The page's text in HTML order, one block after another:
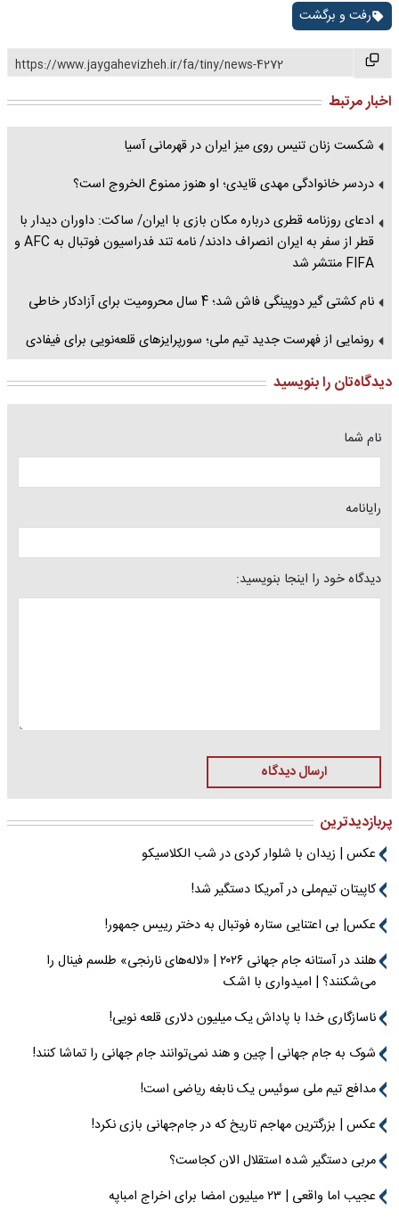
رفت و برگشت
https://www.jaygahevizheh.ir/fa/tiny/news-4272
اخبار مرتبط
شکست زنان تنیس روی میز ایران در قهرمانی آسیا
دردسر خانوادگی مهدی قایدی؛ او هنوز ممنوع الخروج است؟
ادعای روزنامه قطری درباره مکان بازی با ایران/ ساکت: داوران دیدار با
قطر از سفر به ایران انصراف دادند/ نامه تند فدراسیون فوتبال به AFC و
FIFA منتشر شد
نام کشتی گیر دوپینگی فاش شد؛ 4 سال محرومیت برای آزادکار خاطی
رونمایی از فهرست جدید تیم ملی؛ سورپرایزهای قلعه‌نویی برای فیفادی
دیدگاه‌تان را بنویسید
نام شما
رایانامه
دیدگاه خود را اینجا بنویسید:
ارسال دیدگاه
پربازدیدترین
عکس | زیدان با شلوار کردی در شب الکلاسیکو
کاپیتان تیم‌ملی در آمریکا دستگیر شد!
عکس| بی اعتنایی ستاره فوتبال به دختر رییس جمهور!
هلند در آستانه جام جهانی ۲۰۲۶ | «لاله‌های نارنجی» طلسم فینال را
می‌شکنند؟ | امیدواری با اشک
ناسازگاری خدا با پاداش یک میلیون دلاری قلعه نویی!
شوک به جام جهانی | چین و هند نمی‌توانند جام جهانی را تماشا کنند!
مدافع تیم ملی سوئیس یک نابغه ریاضی است!
عکس | بزرگترین مهاجم تاریخ که در جام‌جهانی بازی نکرد!
مربی دستگیر شده استقلال الان کجاست؟
عجیب اما واقعی | ۲۳ میلیون امضا برای اخراج امباپه